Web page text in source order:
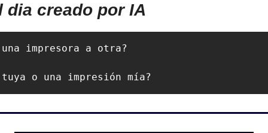
dia creado por IA
impresora a otra?
o una impresión mía?